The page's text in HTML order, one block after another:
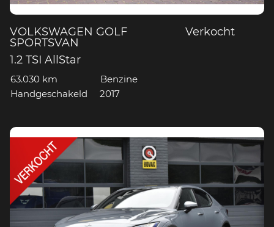
VOLKSWAGEN GOLF
SPORTSVAN
1.2 TSI AllStar
Verkocht
63.030 km
Benzine
Handgeschakeld
2017